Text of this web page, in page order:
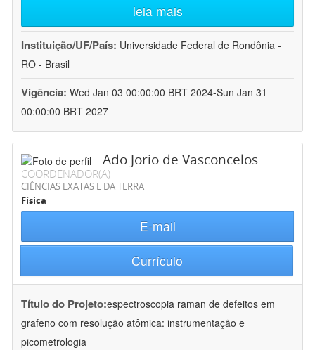
leia mais
Instituição/UF/País: Universidade Federal de Rondônia -
RO - Brasil
Vigência: Wed Jan 03 00:00:00 BRT 2024-Sun Jan 31
00:00:00 BRT 2027
Ado Jorio de Vasconcelos
COORDENADOR(A)
CIÊNCIAS EXATAS E DA TERRA
Física
E-mail
Currículo
Título do Projeto:espectroscopia raman de defeitos em
grafeno com resolução atômica: instrumentação e
picometrologia